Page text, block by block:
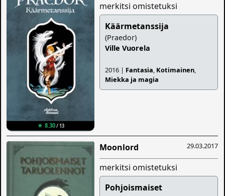
★ 8.30/ 13
merkitsi omistetuksi
Käärmetanssija
(Praedor)
Ville Vuorela
2016 | Fantasia, Kotimainen,
Miekka ja magia
29.03.2017
Moonlord
merkitsi omistetuksi
Pohjoismaiset